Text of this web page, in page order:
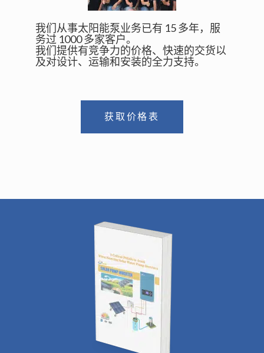
我们从事太阳能泵业务已有 15 多年，服
务过 1000 多家客户。
我们提供有竞争力的价格、快速的交货以
及对设计、运输和安装的全力支持。
获取价格表